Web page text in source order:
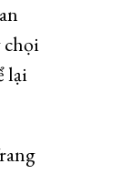
chọi
lại